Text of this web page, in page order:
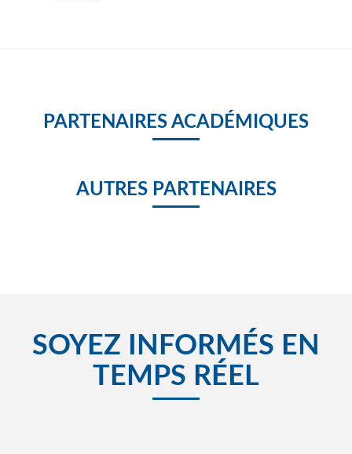
PARTENAIRES ACADÉMIQUES
AUTRES PARTENAIRES
SOYEZ INFORMÉS EN
TEMPS RÉEL